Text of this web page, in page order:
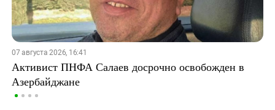
07 августа 2026, 16:41
Активист ПНФА Салаев досрочно освобожден в
Азербайджане